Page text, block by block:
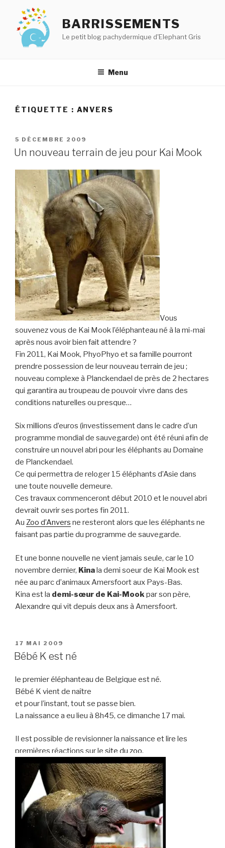
contenu
principal
BARRISSEMENTS
Le petit blog pachydermique d'Elephant Gris
Menu
ÉTIQUETTE : ANVERS
PUBLIÉ
LE
5 DÉCEMBRE 2009
Un nouveau terrain de jeu pour Kai Mook
Vous
souvenez vous de Kai Mook l’éléphanteau né à la mi-mai
après nous avoir bien fait attendre ?
Fin 2011, Kai Mook, PhyoPhyo et sa famille pourront
prendre possession de leur nouveau terrain de jeu ;
nouveau complexe à Planckendael de près de 2 hectares
qui garantira au troupeau de pouvoir vivre dans des
conditions naturelles ou presque…
Six millions d’euros (investissement dans le cadre d’un
programme mondial de sauvegarde) ont été réuni afin de
construire un nouvel abri pour les éléphants au Domaine
de Planckendael.
Ce qui permettra de reloger 15 éléphants d’Asie dans
une toute nouvelle demeure.
Ces travaux commenceront début 2010 et le nouvel abri
devrait ouvrir ses portes fin 2011.
Au Zoo d’Anvers ne resteront alors que les éléphants ne
faisant pas partie du programme de sauvegarde.
Et une bonne nouvelle ne vient jamais seule, car le 10
novembre dernier, Kinala demi soeur de Kai Mook est
née au parc d’animaux Amersfoort aux Pays-Bas.
Kina est la demi-sœur de Kai-Mookpar son père,
Alexandre qui vit depuis deux ans à Amersfoort.
PUBLIÉ
LE
17 MAI 2009
Bébé K est né
le premier éléphanteau de Belgique est né.
Bébé K vient de naître
et pour l’instant, tout se passe bien.
La naissance a eu lieu à 8h45, ce dimanche 17 mai.
Il est possible de revisionner la naissance et lire les
premières réactions sur le site du zoo.